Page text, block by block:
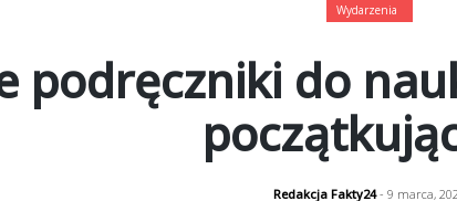
Wydarzenia
podręczniki do
Redakcja Fakty24- 9 marca,